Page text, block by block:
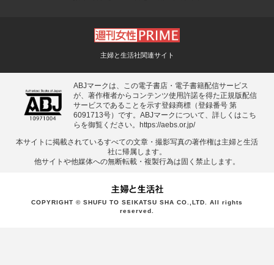
主婦と生活社関連サイト
ABJマークは、この電子書店・電子書籍配信サービス
が、著作権者からコンテンツ使用許諾を得た正規版配信
サービスであることを示す登録商標（登録番号 第
6091713号）です。ABJマークについて、詳しくはこち
らを御覧ください。 https://aebs.or.jp/
本サイトに掲載されているすべての⽂章・撮影写真の著作権は主婦と⽣活
社に帰属します。
他サイトや他媒体への無断転載・複製⾏為は固く禁⽌します。
COPYRIGHT © SHUFU TO SEIKATSU SHA CO.,LTD. All rights
reserved.